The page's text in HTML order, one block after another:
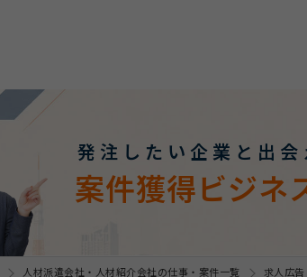
発注したい企業と出会
案件獲得ビジネ
人材派遣会社・人材紹介会社の仕事・案件一覧 求人広